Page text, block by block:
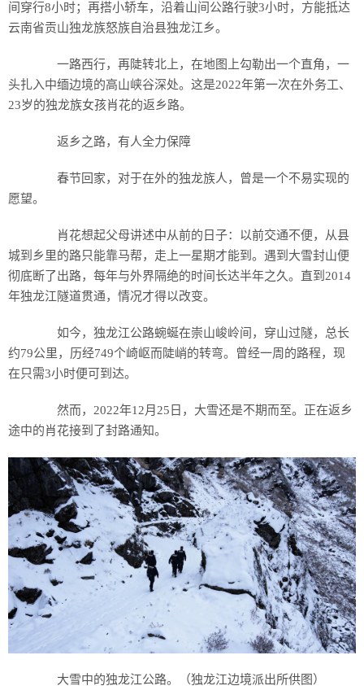
间穿行8小时；再搭小轿车，沿着山间公路行驶3小时，方能抵达
云南省贡山独龙族怒族自治县独龙江乡。
一路西行，再陡转北上，在地图上勾勒出一个直角，一
头扎入中缅边境的高山峡谷深处。这是2022年第一次在外务工、
23岁的独龙族女孩肖花的返乡路。
返乡之路，有人全力保障
春节回家，对于在外的独龙族人，曾是一个不易实现的
愿望。
肖花想起父母讲述中从前的日子：以前交通不便，从县
城到乡里的路只能靠马帮，走上一星期才能到。遇到大雪封山便
彻底断了出路，每年与外界隔绝的时间长达半年之久。直到2014
年独龙江隧道贯通，情况才得以改变。
如今，独龙江公路蜿蜒在崇山峻岭间，穿山过隧，总长
约79公里，历经749个崎岖而陡峭的转弯。曾经一周的路程，现
在只需3小时便可到达。
然而，2022年12月25日，大雪还是不期而至。正在返乡
途中的肖花接到了封路通知。
大雪中的独龙江公路。（独龙江边境派出所供图）